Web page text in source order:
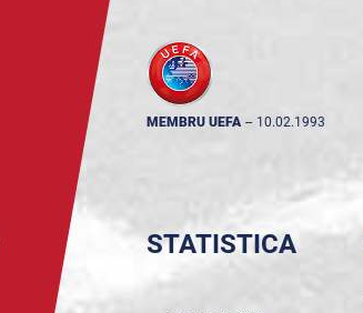
MEMBRU UEFA -- 10.02.1993
STATISTICA